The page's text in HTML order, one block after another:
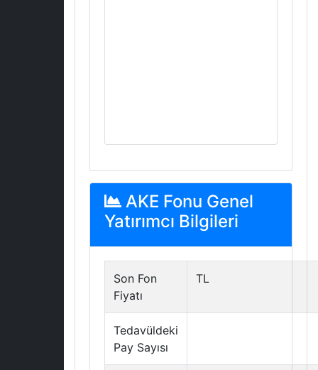
AKE Fonu Genel
Yatırımcı Bilgileri
Son Fon
Fiyatı
TL
Tedavüldeki
Pay Sayısı